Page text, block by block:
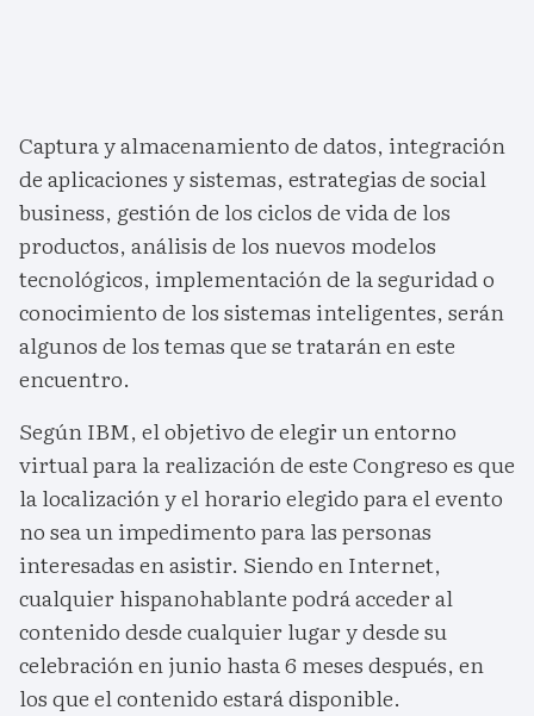
Captura y almacenamiento de datos, integración
de aplicaciones y sistemas, estrategias de social
business, gestión de los ciclos de vida de los
productos, análisis de los nuevos modelos
tecnológicos, implementación de la seguridad o
conocimiento de los sistemas inteligentes, serán
algunos de los temas que se tratarán en este
encuentro.
Según IBM, el objetivo de elegir un entorno
virtual para la realización de este Congreso es que
la localización y el horario elegido para el evento
no sea un impedimento para las personas
interesadas en asistir. Siendo en Internet,
cualquier hispanohablante podrá acceder al
contenido desde cualquier lugar y desde su
celebración en junio hasta 6 meses después, en
los que el contenido estará disponible.